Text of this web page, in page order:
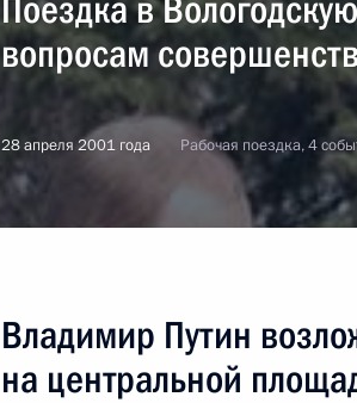
Поездка в
вопросам
28 апреля 2001 года Рабочая поездка, 4
Владимир Путин
на центральной